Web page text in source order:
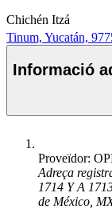
Chichén Itzá
Tinum, Yucatán,
Informació
Proveïdor:
Adreça
1714 Y A
de México,